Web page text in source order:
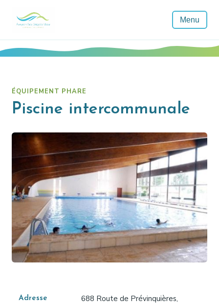
Menu
ÉQUIPEMENT PHARE
Piscine intercommunale
Adresse
688 Route de Prévinquières,